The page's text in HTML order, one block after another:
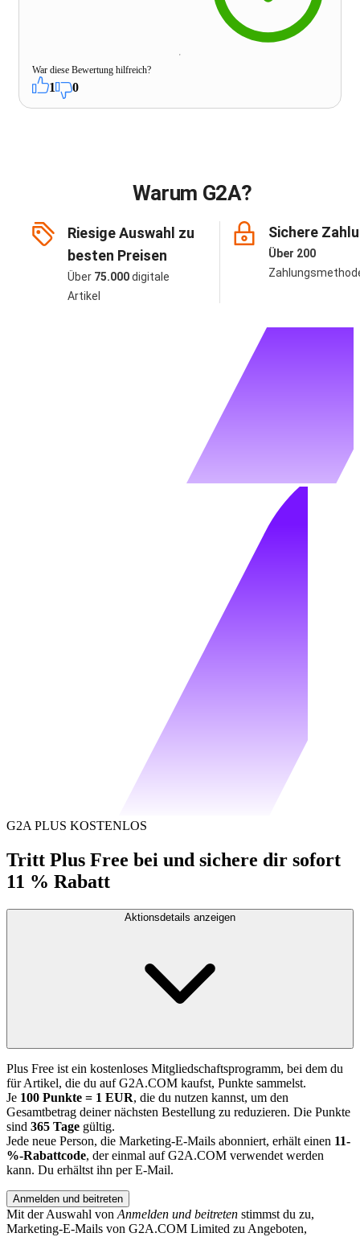
War diese Bewertung hilfreich?
1 0
Warum G2A?
Riesige Auswahl zu
besten Preisen
Über 75.000digitale
Artikel
Sichere
Über 200
G2A PLUS KOSTENLOS
Tritt Plus Free bei und sichere dir sofort
11 % Rabatt
Aktionsdetails anzeigen
Plus Free ist ein kostenloses Mitgliedschaftsprogramm, bei dem du
für Artikel, die du auf G2A.COM kaufst, Punkte sammelst.
Je 100 Punkte = 1 EUR, die du nutzen kannst, um den
Gesamtbetrag deiner nächsten Bestellung zu reduzieren. Die Punkte
sind 365 Tage gültig.
Jede neue Person, die Marketing-E-Mails abonniert, erhält einen 11-
%-Rabattcode, der einmal auf G2A.COM verwendet werden
kann. Du erhältst ihn per E-Mail.
Anmelden und beitreten
Mit der Auswahl von Anmelden und beitreten stimmst du zu,
Marketing-E-Mails von G2A.COM Limited zu Angeboten,